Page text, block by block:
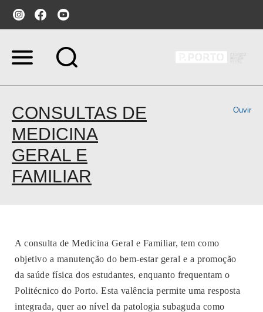
Ir
conteúdo.
para
a
navegação
CONSULTAS DE
MEDICINA
GERAL E
FAMILIAR
Ouvir
A consulta de Medicina Geral e Familiar, tem como
objetivo a manutenção do bem-estar geral e a promoção
da saúde física dos estudantes, enquanto frequentam o
Politécnico do Porto. Esta valência permite uma resposta
integrada, quer ao nível da patologia subaguda como